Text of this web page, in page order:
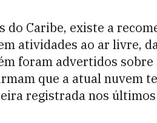
do Caribe, existe a
atividades ao ar livre,
foram advertidos
que a atual nuvem
registrada nos últimos